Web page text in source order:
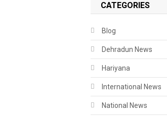
CATEGORIES
Blog
Dehradun News
Hariyana
International News
National News